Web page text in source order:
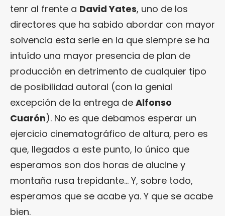
tenr al frente a David Yates, uno de los
directores que ha sabido abordar con mayor
solvencia esta serie en la que siempre se ha
intuído una mayor presencia de plan de
producción en detrimento de cualquier tipo
de posibilidad autoral (con la genial
excepción de la entrega de Alfonso
Cuarón). No es que debamos esperar un
ejercicio cinematográfico de altura, pero es
que, llegados a este punto, lo único que
esperamos son dos horas de alucine y
montaña rusa trepidante… Y, sobre todo,
esperamos que se acabe ya. Y que se acabe
bien.